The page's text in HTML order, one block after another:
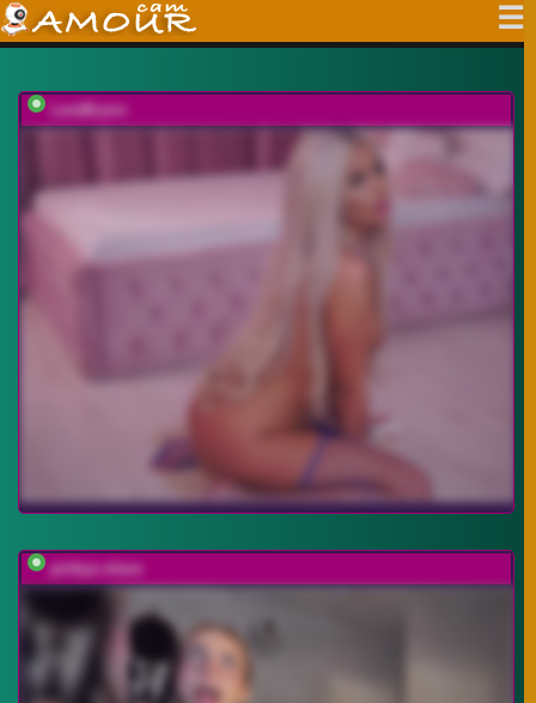
LaraBrynn
pinkys-slave